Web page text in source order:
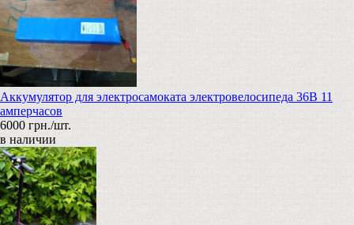
Аккумулятор для электросамоката электровелосипеда 36В 11
амперчасов
6000 грн./шт.
в наличии